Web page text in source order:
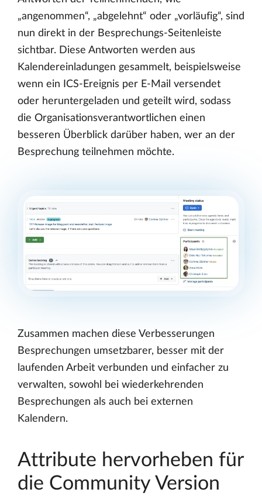
„angenommen“, „abgelehnt“ oder „vorläufig“, sind
nun direkt in der Besprechungs-Seitenleiste
sichtbar. Diese Antworten werden aus
Kalendereinladungen gesammelt, beispielsweise
wenn ein ICS-Ereignis per E-Mail versendet
oder heruntergeladen und geteilt wird, sodass
die Organisationsverantwortlichen einen
besseren Überblick darüber haben, wer an der
Besprechung teilnehmen möchte.
Zusammen machen diese Verbesserungen
Besprechungen umsetzbarer, besser mit der
laufenden Arbeit verbunden und einfacher zu
verwalten, sowohl bei wiederkehrenden
Besprechungen als auch bei externen
Kalendern.
Attribute hervorheben für
die Community Version